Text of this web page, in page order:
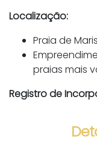
Localização:
Praia de
praias mais
Registro de